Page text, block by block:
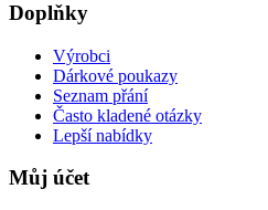
Doplňky
Výrobci
Dárkové poukazy
Seznam přání
Často kladené otázky
Lepší nabídky
Můj účet